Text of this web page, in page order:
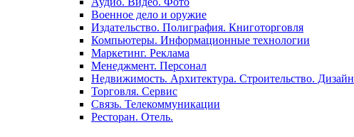
Военное дело и оружие
Издательство. Полиграфия. Книготорговля
Компьютеры. Информационные технологии
Маркетинг. Реклама
Менеджмент. Персонал
Недвижимость. Архитектура. Строительство. Дизайн
Торговля. Сервис
Связь. Телекоммуникации
Ресторан. Отель.